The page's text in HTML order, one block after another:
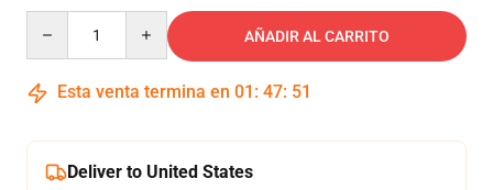
AÑADIR AL CARRITO
Esta venta termina en 01 : 47: 50
Deliver to United States